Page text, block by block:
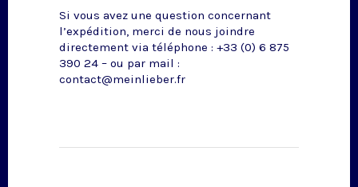
Si vous avez une question concernant
l’expédition, merci de nous joindre
directement via téléphone : +33 (0) 6 875
390 24 – ou par mail :
contact@meinlieber.fr